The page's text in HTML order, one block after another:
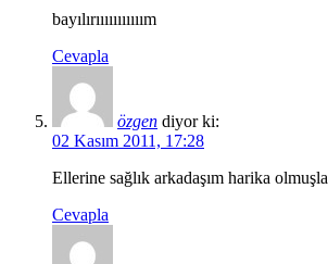
bayılırııııııııııım
Cevapla
özgen diyor ki:
02 Kasım 2011, 17:28
Ellerine sağlık arkadaşım harika
Cevapla